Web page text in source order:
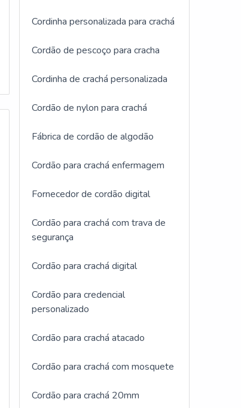
Cordinha personalizada para crachá
Cordão de pescoço para cracha
Cordinha de crachá personalizada
Cordão de nylon para crachá
Fábrica de cordão de algodão
Cordão para crachá enfermagem
Fornecedor de cordão digital
Cordão para crachá com trava de
segurança
Cordão para crachá digital
Cordão para credencial
personalizado
Cordão para crachá atacado
Cordão para crachá com mosquete
Cordão para crachá 20mm